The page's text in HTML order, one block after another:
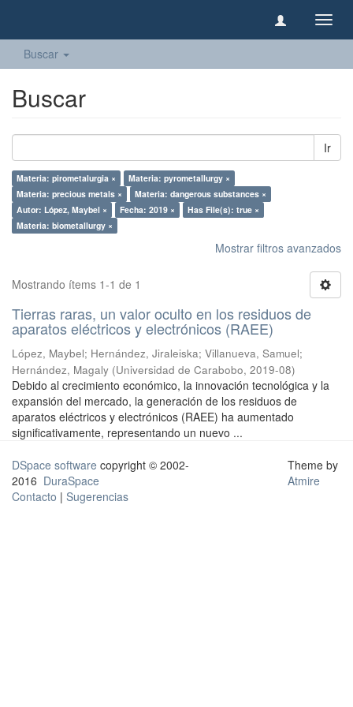
Buscar
Buscar
Ir
Materia: pirometalurgia ×
Materia: pyrometallurgy ×
Materia: precious metals ×
Materia: dangerous substances ×
Autor: López, Maybel ×
Fecha: 2019 ×
Has File(s): true ×
Materia: biometallurgy ×
Mostrar filtros avanzados
Mostrando ítems 1-1 de 1
Tierras raras, un valor oculto en los residuos de
aparatos eléctricos y electrónicos (RAEE)
López, Maybel; Hernández, Jiraleiska; Villanueva, Samuel;
Hernández, Magaly (Universidad de Carabobo, 2019-08)
Debido al crecimiento económico, la innovación tecnológica y la
expansión del mercado, la generación de los residuos de
aparatos eléctricos y electrónicos (RAEE) ha aumentado
significativamente, representando un nuevo ...
DSpace software copyright © 2002-
2016 DuraSpace
Contacto | Sugerencias
Theme by
Atmire